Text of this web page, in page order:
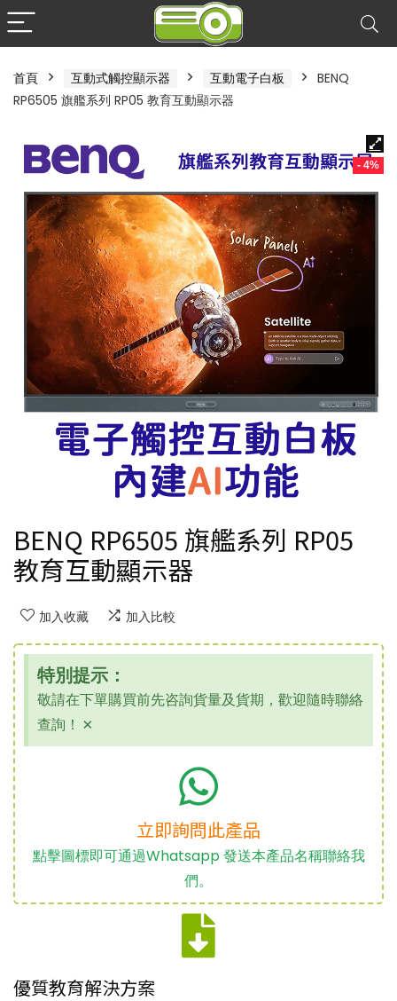
首頁 互動式觸控顯示器 互動電子白板
BENQ
RP6505 旗艦系列 RP05 教育互動顯示器
- 4%
BENQ RP6505 旗艦系列 RP05
教育互動顯示器
加入收藏 加入比較
特別提示：
敬請在下單購買前先咨詢貨量及貨期，歡迎隨時聯絡
查詢！ ×
立即詢問此產品
點擊圖標即可通過Whatsapp 發送本產品名稱聯絡我
們。
優質教育解決方案